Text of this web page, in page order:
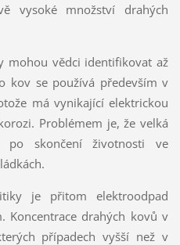
vysoké množství drahých
mohou vědci identifikovat až
kov se používá především v
má vynikající elektrickou
Problémem je, že velká
po skončení životnosti ve
je přitom elektroodpad
Koncentrace drahých kovů v
případech vyšší než v